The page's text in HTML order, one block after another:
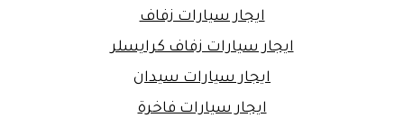
ايجار سيارات زفاف
ايجار سيارات زفاف كرايسلر
ايجار سيارات سيدان
ايجار سيارات فاخرة